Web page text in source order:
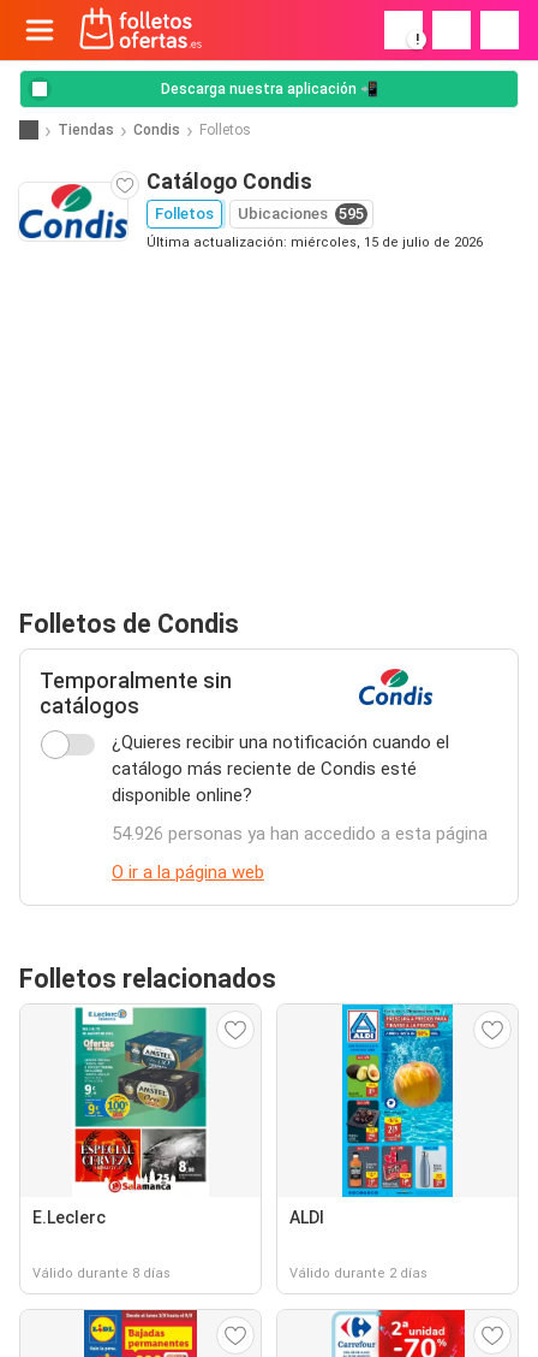
!
Descarga nuestra aplicación 📲
Tiendas Condis Folletos
Catálogo Condis
Folletos Ubicaciones 595
Última actualización: miércoles, 15 de julio de 2026
Folletos de Condis
Temporalmente sin
catálogos
¿Quieres recibir una notificación cuando el
catálogo más reciente de Condis esté
disponible online?
54.926 personas ya han accedido a esta página
O ir a la página web
Folletos relacionados
E.Leclerc
Válido durante 8 días
ALDI
Válido durante 2 días